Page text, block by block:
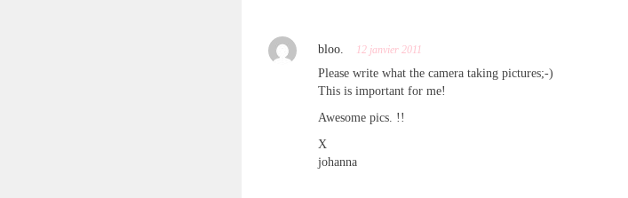
bloo. 12 janvier 2011
Please write what the camera taking pictures;-)
This is important for me!
Awesome pics. !!
X
johanna